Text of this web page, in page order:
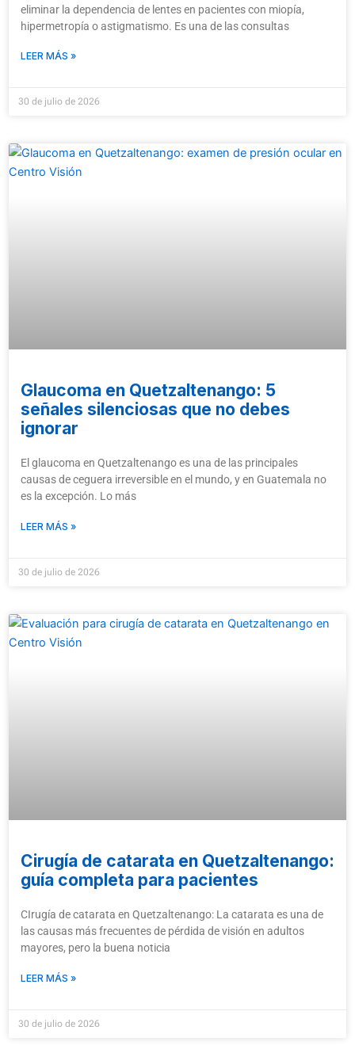
eliminar la dependencia de lentes en pacientes con miopía,
hipermetropía o astigmatismo. Es una de las consultas
LEER MÁS »
30 de julio de 2026
Glaucoma en Quetzaltenango: 5
señales silenciosas que no debes
ignorar
El glaucoma en Quetzaltenango es una de las principales
causas de ceguera irreversible en el mundo, y en Guatemala no
es la excepción. Lo más
LEER MÁS »
30 de julio de 2026
Cirugía de catarata en Quetzaltenango:
guía completa para pacientes
CIrugía de catarata en Quetzaltenango: La catarata es una de
las causas más frecuentes de pérdida de visión en adultos
mayores, pero la buena noticia
LEER MÁS »
30 de julio de 2026